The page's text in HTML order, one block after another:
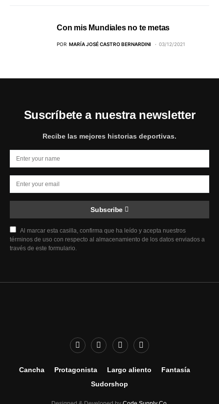
Con mis Mundiales no te metas
POR MARÍA JOSÉ CASTRO BERNARDINI 03/12/2021
Suscríbete a nuestra newsletter
Recibe las mejores historias deportivas.
Subscribe
Al marcar esta casilla, confirma que ha leído y acepta nuestros
términos de uso con respecto al almacenamiento de los datos enviados a
través de este formulario.
Cancha Protagonista Largo aliento
Fantasía
Sudorshop